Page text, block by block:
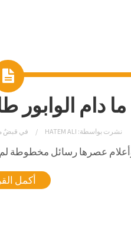
ما دام
نشرت بواسطة: HATEM ALI في قبضٌ
مخطوطة لم تنشر 1912-1940 جمع وتحقيق سلمى الحفار
أكمل